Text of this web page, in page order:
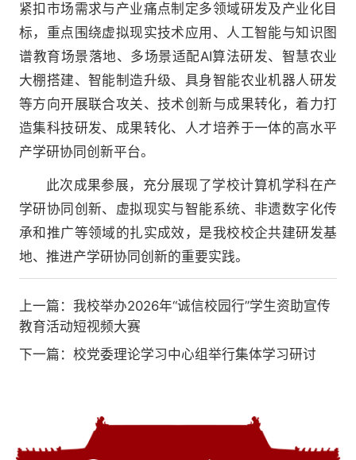
紧扣市场需求与产业痛点制定多领域研发及产业化目
标，重点围绕虚拟现实技术应用、人工智能与知识图
谱教育场景落地、多场景适配AI算法研发、智慧农业
大棚搭建、智能制造升级、具身智能农业机器人研发
等方向开展联合攻关、技术创新与成果转化，着力打
造集科技研发、成果转化、人才培养于一体的高水平
产学研协同创新平台。
此次成果参展，充分展现了学校计算机学科在产
学研协同创新、虚拟现实与智能系统、非遗数字化传
承和推广等领域的扎实成效，是我校校企共建研发基
地、推进产学研协同创新的重要实践。
上一篇： 我校举办2026年“诚信校园行”学生资助宣传
教育活动短视频大赛
下一篇： 校党委理论学习中心组举行集体学习研讨